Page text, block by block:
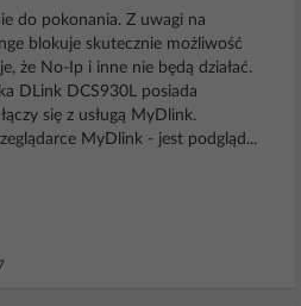
do pokonania. Z uwagi na
blokuje skutecznie możliwość
że No-Ip i inne nie będą działać.
DLink DCS930L posiada
się z usługą MyDlink.
MyDlink - jest podgląd...